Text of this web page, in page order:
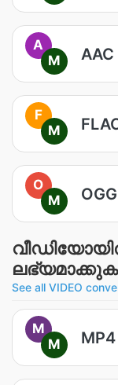
A
M
F
M
O
M
ലഭ്യമാക്കുക
See all VIDEO
M
M